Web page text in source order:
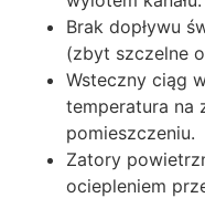
Brak dopływu
(zbyt szczelne
Wsteczny ciąg
temperatura na
pomieszczeniu.
Zatory
ociepleniem